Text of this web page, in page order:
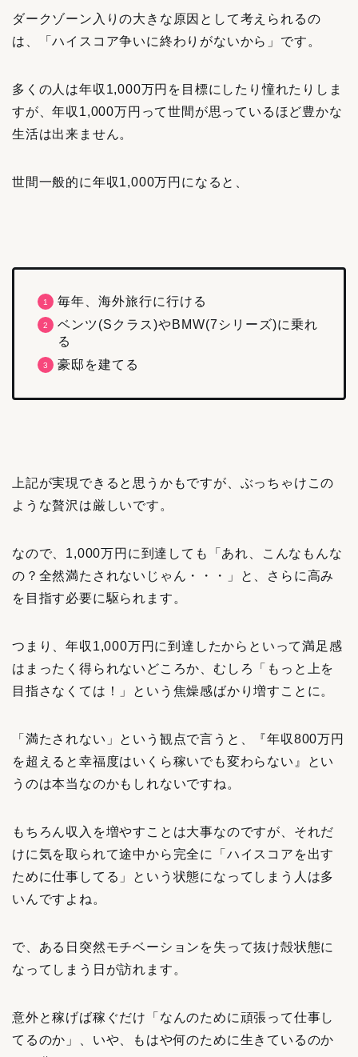
ダークゾーン入りの大きな原因として考えられるの
は、「ハイスコア争いに終わりがないから」です。
多くの人は年収1,000万円を目標にしたり憧れたりしま
すが、年収1,000万円って世間が思っているほど豊かな
生活は出来ません。
世間一般的に年収1,000万円になると、
毎年、海外旅行に行ける
ベンツ(Sクラス)やBMW(7シリーズ)に乗れ
る
豪邸を建てる
上記が実現できると思うかもですが、ぶっちゃけこの
ような贅沢は厳しいです。
なので、1,000万円に到達しても「あれ、こんなもんな
の？全然満たされないじゃん・・・」と、さらに高み
を目指す必要に駆られます。
つまり、年収1,000万円に到達したからといって満足感
はまったく得られないどころか、むしろ「もっと上を
目指さなくては！」という焦燥感ばかり増すことに。
「満たされない」という観点で言うと、『年収800万円
を超えると幸福度はいくら稼いでも変わらない』とい
うのは本当なのかもしれないですね。
もちろん収入を増やすことは大事なのですが、それだ
けに気を取られて途中から完全に「ハイスコアを出す
ために仕事してる」という状態になってしまう人は多
いんですよね。
で、ある日突然モチベーションを失って抜け殻状態に
なってしまう日が訪れます。
意外と稼げば稼ぐだけ「なんのために頑張って仕事し
てるのか」、いや、もはや何のために生きているのか